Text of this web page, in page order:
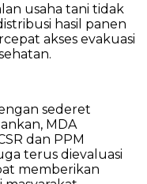
usaha tani tidak
hasil panen
akses evakuasi
sederet
MDA
dan PPM
terus dievaluasi
memberikan